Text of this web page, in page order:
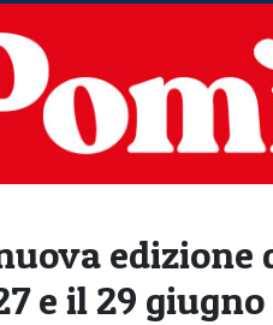
edizione
e il 29